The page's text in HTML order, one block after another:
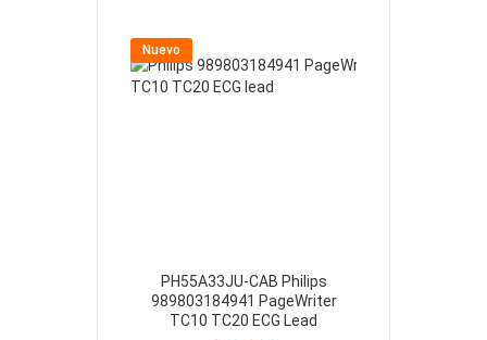
Nuevo
PH55A33JU-CAB Philips
989803184941 PageWriter
TC10 TC20 ECG Lead